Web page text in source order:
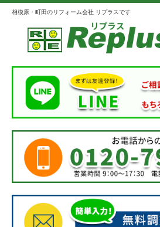
ホーム
会社案内
選ばれる理由
3つのこだわり
メディア掲載
人柄のよいスタッフ紹介
施工事例
相模原・町田のリフォーム会社 リプラスです